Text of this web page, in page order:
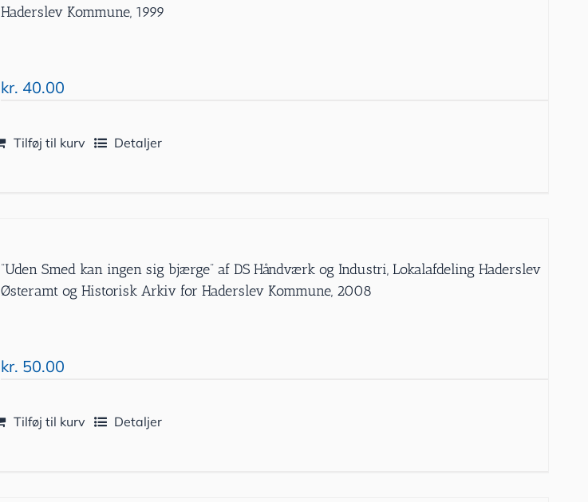
Haderslev Kommune, 1999
kr. 40.00
Tilføj til kurv Detaljer
”Uden Smed kan ingen sig bjærge” af DS Håndværk og Industri, Lokalafdeling Haderslev
Østeramt og Historisk Arkiv for Haderslev Kommune, 2008
kr. 50.00
Tilføj til kurv Detaljer